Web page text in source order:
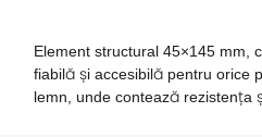
Element structural 45×145 mm,
fiabilă și accesibilă pentru orice
lemn, unde contează rezistența